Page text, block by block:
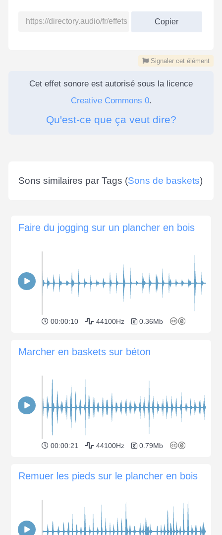
Copier
Signaler cet élément
Cet effet sonore est autorisé sous la licence
Creative Commons 0.
Qu'est-ce que ça veut dire?
Sons similaires par Tags (Sons de baskets)
Faire du jogging sur un plancher en bois
00:00:10 44100Hz 0.36Mb
Marcher en baskets sur béton
00:00:21 44100Hz 0.79Mb
Remuer les pieds sur le plancher en bois